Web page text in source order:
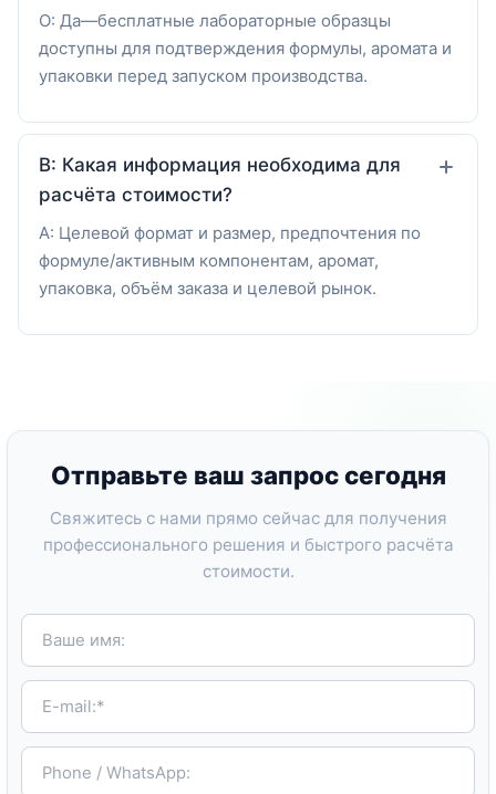
О: Да—бесплатные лабораторные образцы
доступны для подтверждения формулы, аромата и
упаковки перед запуском производства.
В: Какая информация необходима для
расчёта стоимости?
A: Целевой формат и размер, предпочтения по
формуле/активным компонентам, аромат,
упаковка, объём заказа и целевой рынок.
Отправьте ваш запрос сегодня
Свяжитесь с нами прямо сейчас для получения
профессионального решения и быстрого расчёта
стоимости.
Ваше имя:
E-mail:*
Phone / WhatsApp: